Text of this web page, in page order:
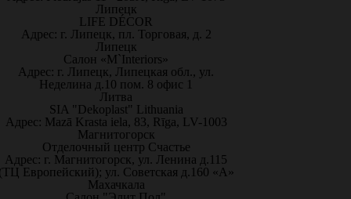
Липецк
LIFE DÉCOR
Адрес: г. Липецк, пл. Торговая, д. 2
Липецк
Салон «M`Interiors»
Адрес: г. Липецк, Липецкая обл., ул.
Неделина д.10 пом. 8 офис 1
Литва
SIA "Dekoplast" Lithuania
Адрес: Mazā Krasta iela, 83, Rīga, LV-1003
Магнитогорск
Отделочный центр Счастье
Адрес: г. Магнитогорск, ул. Ленина д.115
Европейский); ул. Советская д.160 «А»
Махачкала